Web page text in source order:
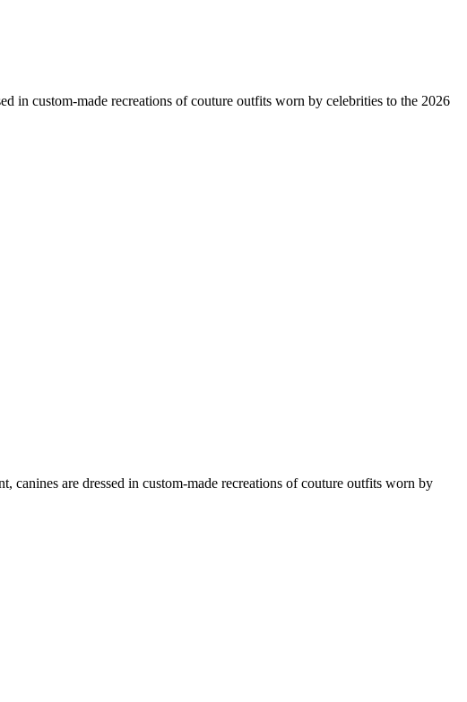
in custom-made recreations of couture outfits worn by celebrities to the 2026
are dressed in custom-made recreations of couture outfits worn by